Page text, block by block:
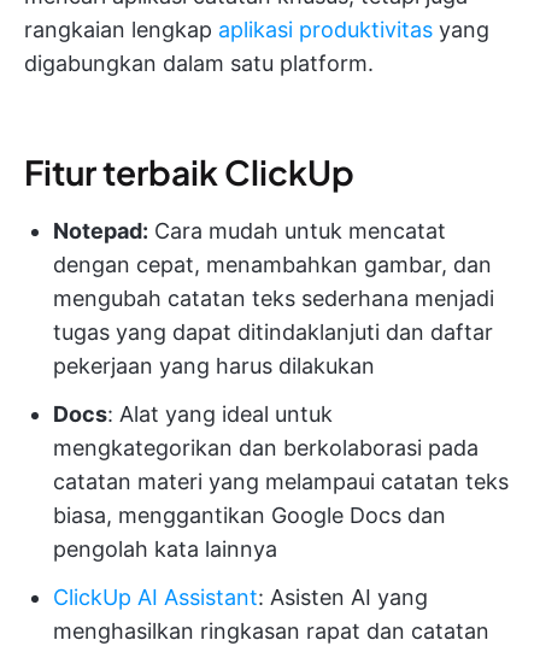
rangkaian lengkap aplikasi produktivitas yang
digabungkan dalam satu platform.
Fitur terbaik ClickUp
Notepad: Cara mudah untuk mencatat
dengan cepat, menambahkan gambar, dan
mengubah catatan teks sederhana menjadi
tugas yang dapat ditindaklanjuti dan daftar
pekerjaan yang harus dilakukan
Docs: Alat yang ideal untuk
mengkategorikan dan berkolaborasi pada
catatan materi yang melampaui catatan teks
biasa, menggantikan Google Docs dan
pengolah kata lainnya
ClickUp AI Assistant: Asisten AI yang
menghasilkan ringkasan rapat dan catatan